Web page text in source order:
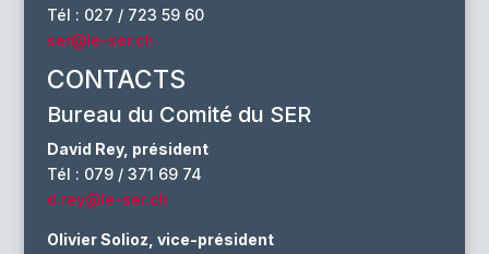
Tél : 027 / 723 59 60
ser@le-ser.ch
CONTACTS
Bureau du Comité du SER
David Rey, président
Tél : 079 / 371 69 74
d.rey@le-ser.ch
Olivier Solioz, vice-président